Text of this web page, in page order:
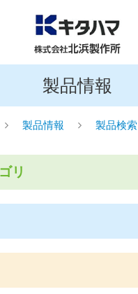
製品情報
製品情報 製品検索
リ